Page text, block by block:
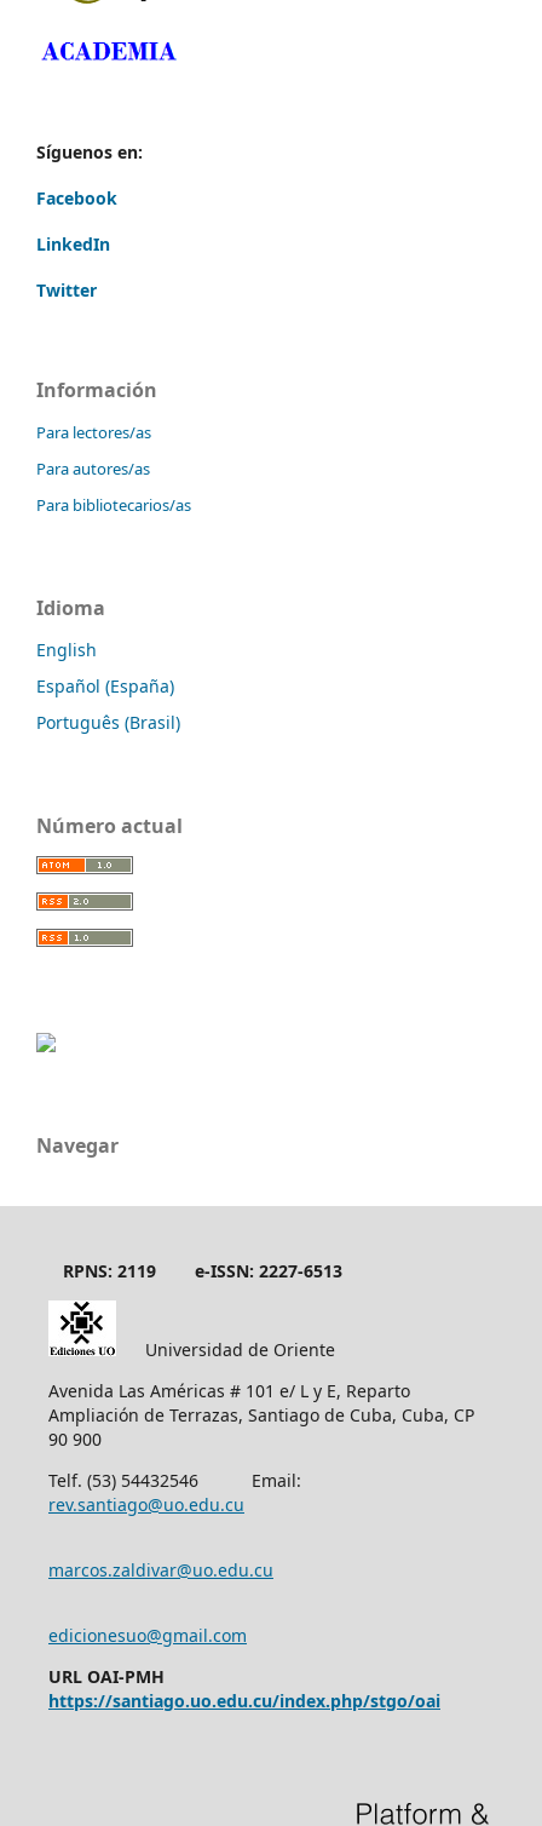
Síguenos en:
Facebook
LinkedIn
Twitter
Información
Para lectores/as
Para autores/as
Para bibliotecarios/as
Idioma
English
Español (España)
Português (Brasil)
Número actual
Navegar
RPNS: 2119 e-ISSN: 2227-6513
Universidad de Oriente
Avenida Las Américas # 101 e/ L y E, Reparto
Ampliación de Terrazas, Santiago de Cuba, Cuba, CP
90 900
Telf. (53) 54432546 Email:
rev.santiago@uo.edu.cu
marcos.zaldivar@uo.edu.cu
edicionesuo@gmail.com
URL OAI-PMH
https://santiago.uo.edu.cu/index.php/stgo/oai